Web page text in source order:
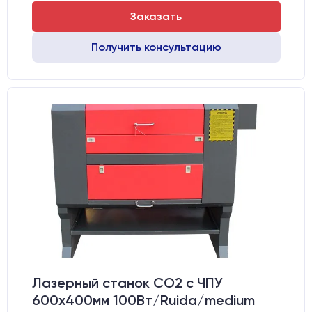
Заказать
Получить консультацию
Лазерный станок CO2 c ЧПУ
600х400мм 100Вт/Ruida/medium